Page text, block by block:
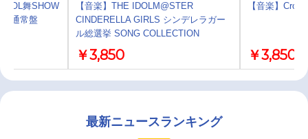
舞SHOW
通常盤
【音楽】THE IDOLM@STER
CINDERELLA GIRLS シンデレラガー
ル総選挙 SONG COLLECTION
￥3,850
【音楽】
￥3,850
最新ニュースランキング